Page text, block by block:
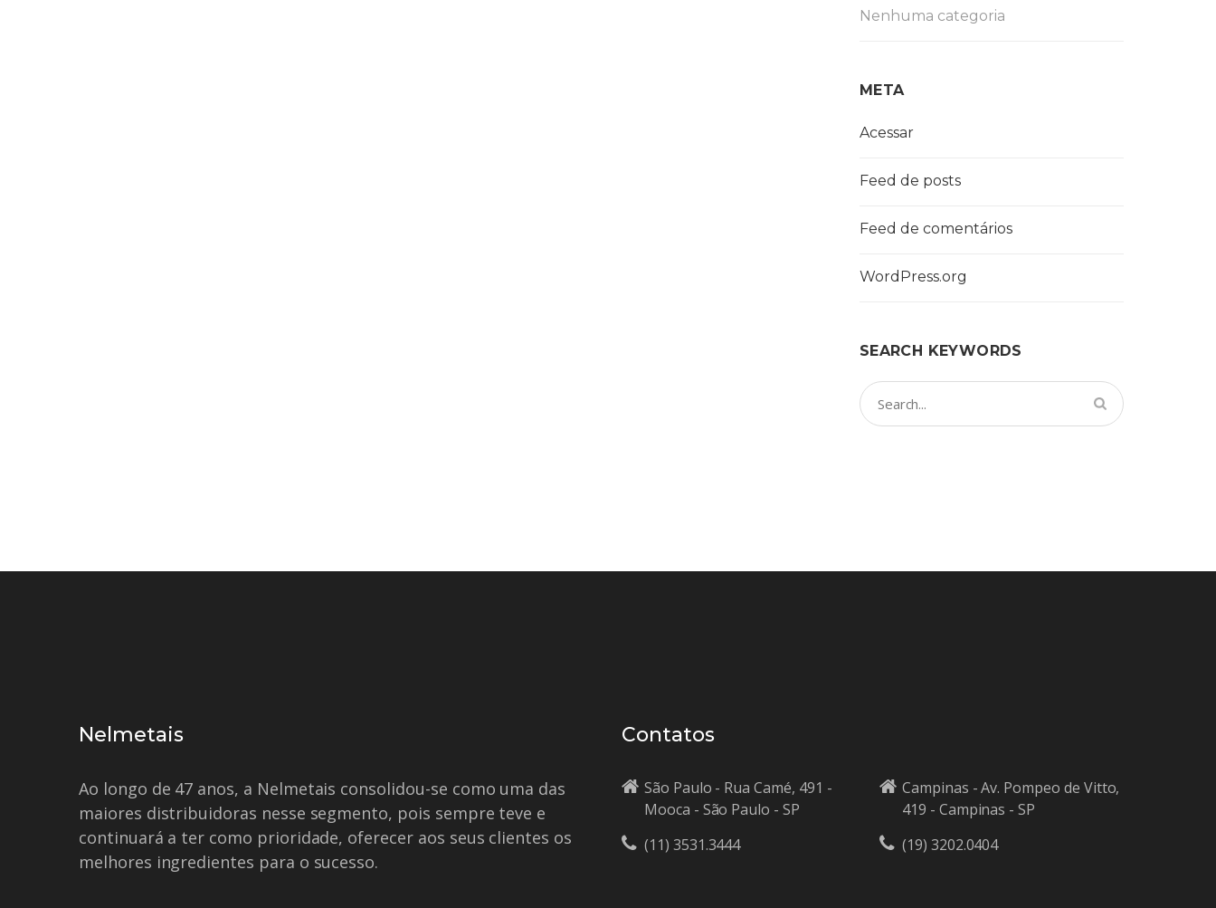
Nenhuma categoria
META
Acessar
Feed de posts
Feed de comentários
WordPress.org
SEARCH KEYWORDS
Nelmetais
Ao longo de 47 anos, a Nelmetais consolidou-se como uma das
maiores distribuidoras nesse segmento, pois sempre teve e
continuará a ter como prioridade, oferecer aos seus clientes os
melhores ingredientes para o sucesso.
Contatos
São Paulo - Rua Camé, 491 -
Mooca - São Paulo - SP
(11) 3531.3444
Campinas - Av. Pompeo de Vitto,
419 - Campinas - SP
(19) 3202.0404